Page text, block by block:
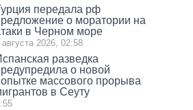
передала рф
о моратории на
в Черном море
августа 2026, 02:58
разведка
о новой
массового прорыва
в Сеуту